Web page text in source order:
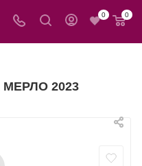
0 0
МЕРЛО 2023